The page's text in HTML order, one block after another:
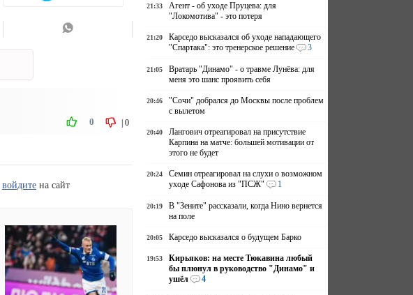
|0
0
войдитена сайт
21:33
Агент - об уходе Пруцева: для
"Локомотива" - это потеря
21:20
Карседо высказался об уходе нападающего
"Спартака": это тренерское решение
3
21:05
Вратарь "Динамо" - о травме Лунёва: для
меня это шанс проявить себя
20:46
"Сочи" добрался до Москвы после проблем
с вылетом
20:40
Лангович отреагировал на присутствие
Карпина на матче: большей мотивации от
этого не будет
20:24
Семин отреагировал на слухи о возможном
уходе Сафонова из "ПСЖ"
1
20:19
В "Зените" рассказали, когда Нино вернется
на поле
20:05 Карседо высказался о будущем Барко
19:53
Кирьяков: на месте Тюкавина любый
бы плюнул в руководство "Динамо" и
ушёл
4